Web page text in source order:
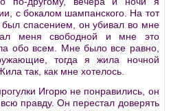
с бокалом шампанского. На тот
спасением, он убивал во мне
меня свободной и мне это
обо всем. Мне было все равно,
тогда я жила ночной
так, как мне хотелось.
Игорю не понравились, он
правду. Он перестал доверять